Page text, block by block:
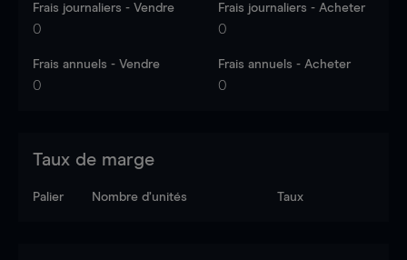
Frais journaliers - Vendre
0
Frais journaliers - Acheter
0
Frais annuels - Vendre
0
Frais annuels - Acheter
0
Taux de marge
Palier Nombre d’unités Taux